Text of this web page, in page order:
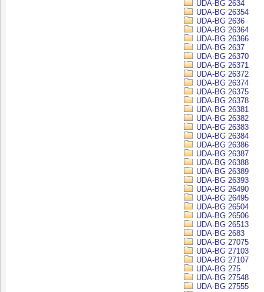
UDA-BG 2634
UDA-BG 26354
UDA-BG 2636
UDA-BG 26364
UDA-BG 26366
UDA-BG 2637
UDA-BG 26370
UDA-BG 26371
UDA-BG 26372
UDA-BG 26374
UDA-BG 26375
UDA-BG 26378
UDA-BG 26381
UDA-BG 26382
UDA-BG 26383
UDA-BG 26384
UDA-BG 26386
UDA-BG 26387
UDA-BG 26388
UDA-BG 26389
UDA-BG 26393
UDA-BG 26490
UDA-BG 26495
UDA-BG 26504
UDA-BG 26506
UDA-BG 26513
UDA-BG 2683
UDA-BG 27075
UDA-BG 27103
UDA-BG 27107
UDA-BG 275
UDA-BG 27548
UDA-BG 27555